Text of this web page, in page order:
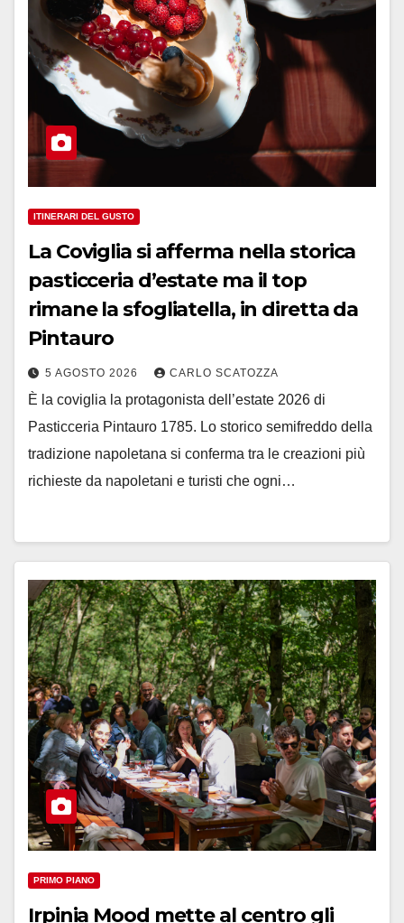
ITINERARI DEL GUSTO
La Coviglia si afferma nella storica
pasticceria d’estate ma il top
rimane la sfogliatella, in diretta da
Pintauro
5 AGOSTO 2026 CARLO SCATOZZA
È la coviglia la protagonista dell’estate 2026 di
Pasticceria Pintauro 1785. Lo storico semifreddo della
tradizione napoletana si conferma tra le creazioni più
richieste da napoletani e turisti che ogni…
PRIMO PIANO
Irpinia Mood mette al centro gli